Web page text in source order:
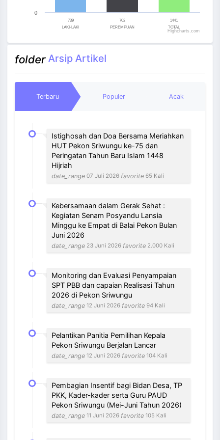
739
LAKI-LAKI
702
PEREMPUAN
1441
TOTAL
0
Highcharts.com
folder Arsip Artikel
Terbaru Populer Acak
Istighosah dan Doa Bersama Meriahkan
HUT Pekon Sriwungu ke-75 dan
Peringatan Tahun Baru Islam 1448
Hijriah
date_range 07 Juli 2026 favorite 65 Kali
Kebersamaan dalam Gerak Sehat :
Kegiatan Senam Posyandu Lansia
Minggu ke Empat di Balai Pekon Bulan
Juni 2026
date_range 23 Juni 2026 favorite 2.000 Kali
Monitoring dan Evaluasi Penyampaian
SPT PBB dan capaian Realisasi Tahun
2026 di Pekon Sriwungu
date_range 12 Juni 2026 favorite 94 Kali
Pelantikan Panitia Pemilihan Kepala
Pekon Sriwungu Berjalan Lancar
date_range 12 Juni 2026 favorite 104 Kali
Pembagian Insentif bagi Bidan Desa, TP
PKK, Kader-kader serta Guru PAUD
Pekon Sriwungu (Mei-Juni Tahun 2026)
date_range 11 Juni 2026 favorite 105 Kali